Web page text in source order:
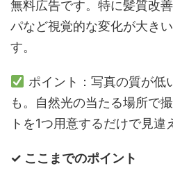
無料広告です。特に髪質改
パなど視覚的な変化が大き
す。
ポイント：写真の質が低
も。自然光の当たる場所で
トを1つ用意するだけで見違
✓ ここまでのポイント